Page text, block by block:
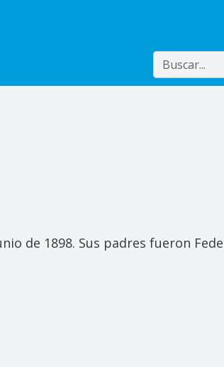
Buscar
de 1898. Sus padres fueron